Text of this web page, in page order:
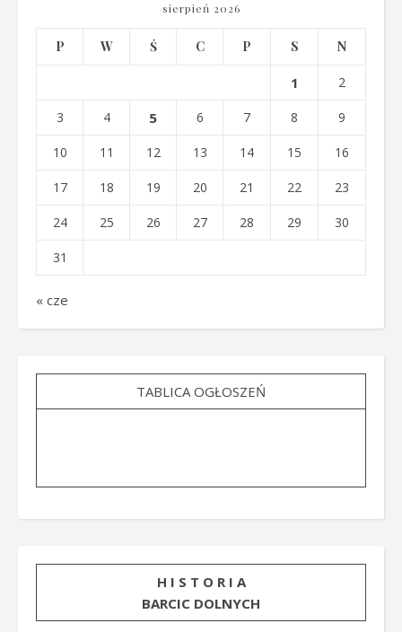
sierpień 2026
P W Ś C P S N
1 2
3 4 5 6 7 8 9
10 11 12 13 14 15 16
17 18 19 20 21 22 23
24 25 26 27 28 29 30
31
« cze
TABLICA OGŁOSZEŃ
H I S T O R I A
BARCIC DOLNYCH